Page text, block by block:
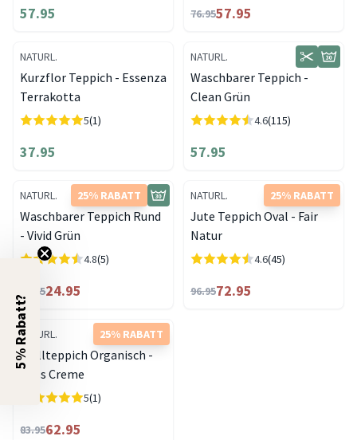
57.95 76.9557.95
NATURL.
Kurzflor Teppich - Essenza
Terrakotta
5(1)
37.95
NATURL.
Waschbarer Teppich -
Clean Grün
4.6(115)
57.95
25% RABATT
NATURL.
Waschbarer Teppich Rund
- Vivid Grün
4.8(5)
33.4524.95
25% RABATT
NATURL.
Jute Teppich Oval - Fair
Natur
4.6(45)
96.9572.95
25% RABATT
NATURL.
Wollteppich Organisch -
Bliss Creme
5(1)
83.9562.95
5% Rabatt?